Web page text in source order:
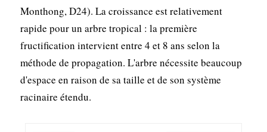
Monthong, D24). La croissance est relativement
rapide pour un arbre tropical : la première
fructification intervient entre 4 et 8 ans selon la
méthode de propagation. L'arbre nécessite beaucoup
d'espace en raison de sa taille et de son système
racinaire étendu.